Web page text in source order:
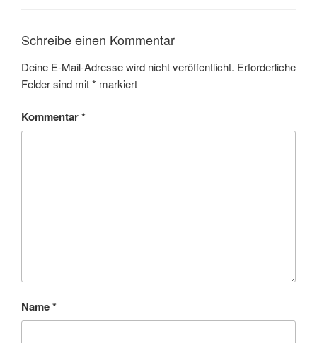
Schreibe einen Kommentar
Deine E-Mail-Adresse wird nicht veröffentlicht. Erforderliche
Felder sind mit* markiert
Kommentar*
Name*